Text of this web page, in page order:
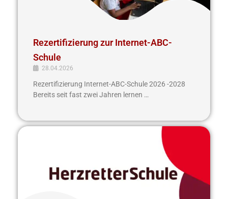
Rezertifizierung zur Internet-ABC-
Schule
28.04.2026
Rezertifizierung Internet-ABC-Schule 2026 -2028
Bereits seit fast zwei Jahren lernen …
Schule!